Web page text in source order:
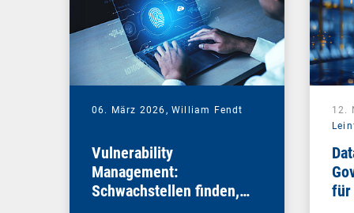
06. März 2026, William Fendt
Vulnerability
Management:
Schwachstellen finden,
12.
für